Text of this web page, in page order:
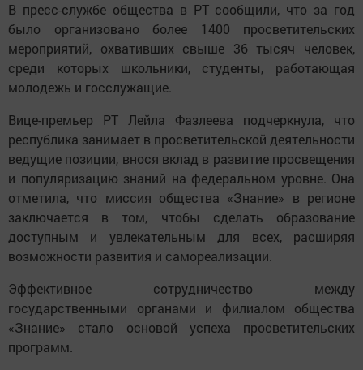
В пресс-службе общества в РТ сообщили, что за год
было организовано более 1400 просветительских
мероприятий, охвативших свыше 36 тысяч человек,
среди которых школьники, студенты, работающая
молодежь и госслужащие.
Вице-премьер РТ Лейла Фазлеева подчеркнула, что
республика занимает в просветительской деятельности
ведущие позиции, внося вклад в развитие просвещения
и популяризацию знаний на федеральном уровне. Она
отметила, что миссия общества «Знание» в регионе
заключается в том, чтобы сделать образование
доступным и увлекательным для всех, расширяя
возможности развития и самореализации.
Эффективное сотрудничество между
государственными органами и филиалом общества
«Знание» стало основой успеха просветительских
программ.